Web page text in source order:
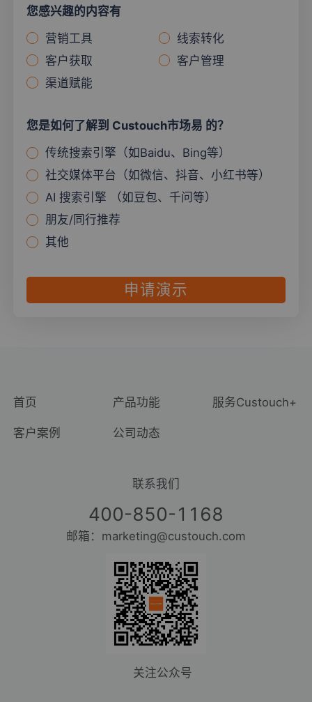
您感兴趣的内容有
营销工具
线索转化
客户获取
客户管理
渠道赋能
您是如何了解到 Custouch市场易 的？
传统搜索引擎（如Baidu、Bing等）
社交媒体平台（如微信、抖音、小红书等）
AI 搜索引擎 （如豆包、千问等）
朋友/同行推荐
其他
申请演示
首页 产品功能 服务Custouch+
客户案例 公司动态
联系我们
400-850-1168
邮箱：marketing@custouch.com
关注公众号